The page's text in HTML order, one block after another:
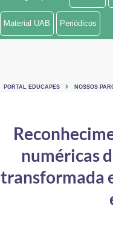
Ministério de Minas e Energia
Controladoria-Geral da União
Ministério da Mulher, da Família e
Material UAB Periódicos
PORTAL EDUCAPES NOSSOS
numéricas
transformada